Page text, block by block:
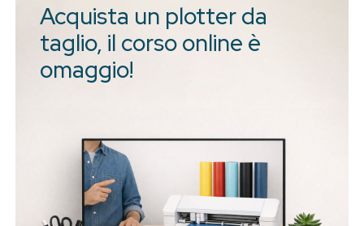
Acquista un plotter da
taglio, il corso online è
omaggio!